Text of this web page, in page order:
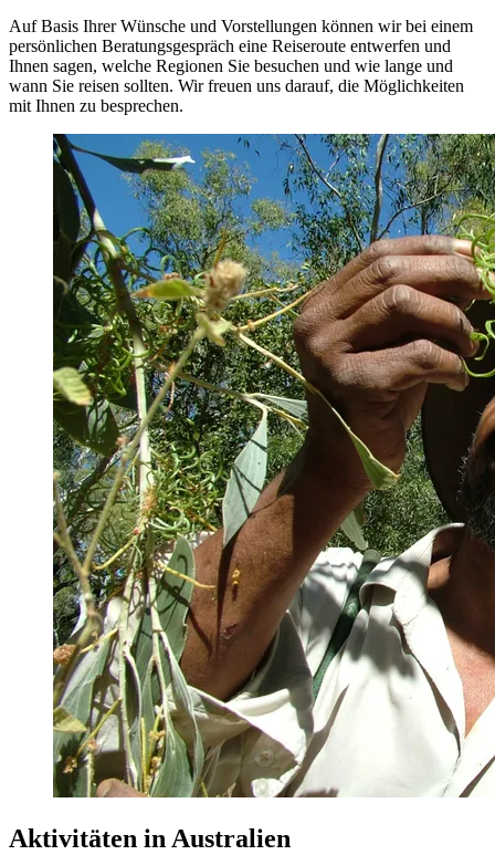
Auf Basis Ihrer Wünsche und Vorstellungen können wir bei einem
persönlichen Beratungsgespräch eine Reiseroute entwerfen und
Ihnen sagen, welche Regionen Sie besuchen und wie lange und
wann Sie reisen sollten. Wir freuen uns darauf, die Möglichkeiten
mit Ihnen zu besprechen.
Aktivitäten in Australien